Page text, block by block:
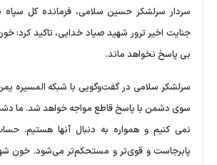
سردار سرلشکر حسین سلامی، فرمانده کل سپاه
جنایت اخیر ترور شهید صیاد خدایی، تاکید کرد:
بی پاسخ نخواهد ماند.
سرلشکر سلامی در گفت‌وگویی با شبکه المسیره
سوی دشمن با پاسخ قاطع مواجه خواهد شد. ما
نمی کنیم و همواره به دنبال آنها هستیم.
پابرجاست و قوی‌تر و مستحکم‌تر می‌شود. خون